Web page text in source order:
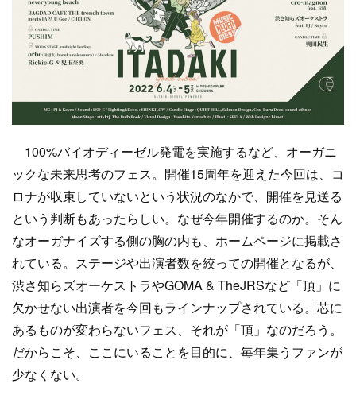
100%バイオディーゼル発電を実施するなど、オーガニ
ックな未来思考のフェス。開催15周年を迎えた今回は、コ
ロナが収束していないという状況のなかで、開催を見送る
という判断もあったらしい。なぜ今年開催するのか。そん
なオーガナイズする側の胸の内も、ホームページに掲載さ
れている。ステージや出演者数を絞っての開催となるが、
渋さ知らズオーケストラやGOMA & TheJRSなど「頂」に
欠かせない出演者を今回もラインナップされている。芯に
あるものが変わらないフェス、それが「頂」なのだろう。
だからこそ、ここにいることを目的に、毎年集うファンが
少なくない。